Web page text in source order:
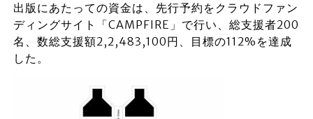
出版にあたっての資金は、先行予約をクラウドファン
ディングサイト「CAMPFIRE」で行い、総支援者200
名、数総支援額2,2,483,100円、目標の112%を達成
した。